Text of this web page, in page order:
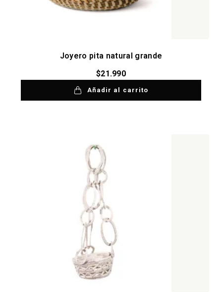
Joyero pita natural grande
$21.990
Añadir al carrito